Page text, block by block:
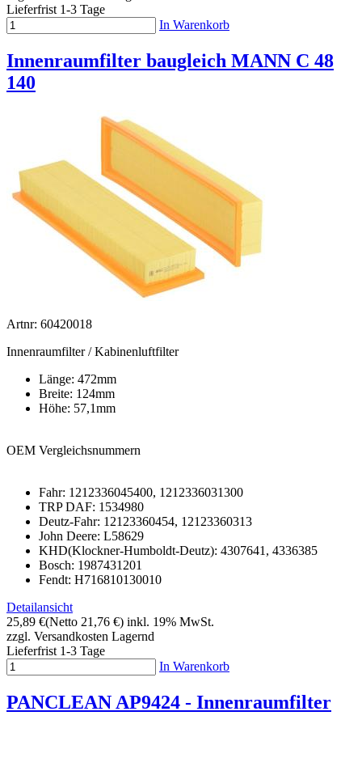
Lieferfrist 1-3 Tage
In Warenkorb
Innenraumfilter baugleich MANN C 48
140
Artnr: 60420018
Innenraumfilter / Kabinenluftfilter
Länge: 472mm
Breite: 124mm
Höhe: 57,1mm
OEM Vergleichsnummern
Fahr: 1212336045400, 1212336031300
TRP DAF: 1534980
Deutz-Fahr: 12123360454, 12123360313
John Deere: L58629
KHD(Klockner-Humboldt-Deutz): 4307641, 4336385
Bosch: 1987431201
Fendt: H716810130010
Detailansicht
25,89 €(Netto 21,76 €) inkl. 19% MwSt.
zzgl. Versandkosten Lagernd
Lieferfrist 1-3 Tage
In Warenkorb
PANCLEAN AP9424 - Innenraumfilter